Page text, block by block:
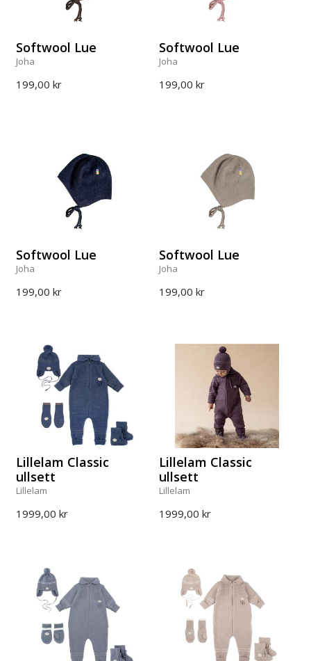
Softwool Lue
Joha
199,00 kr
Softwool Lue
Joha
199,00 kr
Softwool Lue
Joha
199,00 kr
Softwool Lue
Joha
199,00 kr
Lillelam Classic
ullsett
Lillelam
1999,00 kr
Lillelam Classic
ullsett
Lillelam
1999,00 kr